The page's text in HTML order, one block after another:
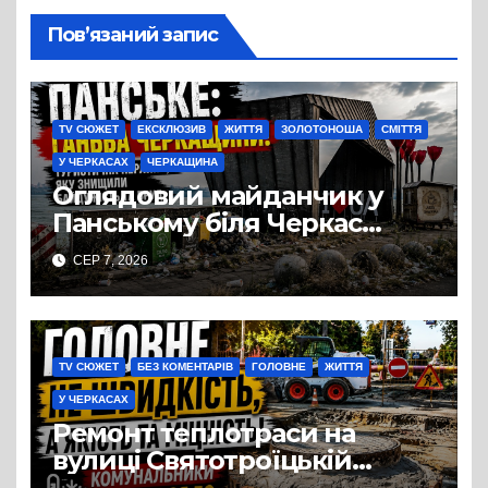
Пов’язаний запис
TV СЮЖЕТ ЕКСКЛЮЗИВ ЖИТТЯ ЗОЛОТОНОША СМІТТЯ
У ЧЕРКАСАХ ЧЕРКАЩИНА
Оглядовий майданчик у
Панському біля Черкас
перетворився на занедбане
сміттєзвалище
СЕР 7, 2026
TV СЮЖЕТ БЕЗ КОМЕНТАРІВ ГОЛОВНЕ ЖИТТЯ
У ЧЕРКАСАХ
Ремонт теплотраси на
вулиці Святотроїцькій